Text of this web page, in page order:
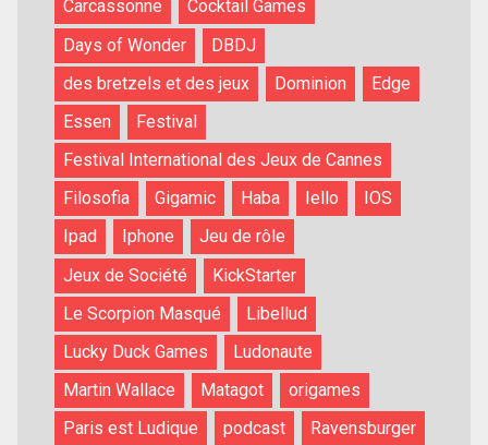
Carcassonne
Cocktail Games
Days of Wonder
DBDJ
des bretzels et des jeux
Dominion
Edge
Essen
Festival
Festival International des Jeux de Cannes
Filosofia
Gigamic Haba Iello
IOS
Ipad
Iphone
Jeu de rôle
Jeux de Société
KickStarter
Le Scorpion Masqué
Libellud
Lucky Duck Games
Ludonaute
Martin Wallace
Matagot
origames
Paris est Ludique
podcast
Ravensburger